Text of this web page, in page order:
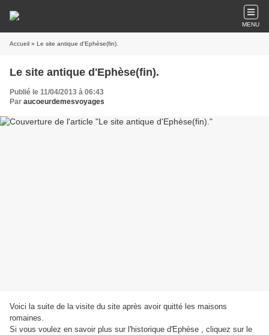
MENU
Accueil » Le site antique d'Ephèse(fin).
Le site antique d'Ephèse(fin).
Publié le 11/04/2013 à 06:43
Par aucoeurdemesvoyages
Voici la suite de la visite du site après avoir quitté les maisons
romaines.
Si vous voulez en savoir plus sur l'historique d'Ephèse , cliquez sur le